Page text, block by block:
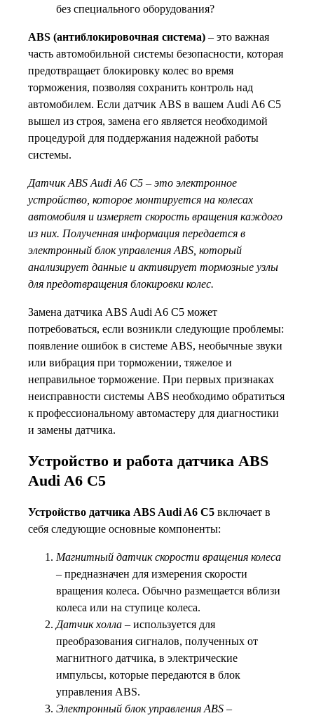
без специального оборудования?
ABS (антиблокировочная система) – это важная
часть автомобильной системы безопасности, которая
предотвращает блокировку колес во время
торможения, позволяя сохранить контроль над
автомобилем. Если датчик ABS в вашем Audi A6 C5
вышел из строя, замена его является необходимой
процедурой для поддержания надежной работы
системы.
Датчик ABS Audi A6 C5 – это электронное
устройство, которое монтируется на колесах
автомобиля и измеряет скорость вращения каждого
из них. Полученная информация передается в
электронный блок управления ABS, который
анализирует данные и активирует тормозные узлы
для предотвращения блокировки колес.
Замена датчика ABS Audi A6 C5 может
потребоваться, если возникли следующие проблемы:
появление ошибок в системе ABS, необычные звуки
или вибрация при торможении, тяжелое и
неправильное торможение. При первых признаках
неисправности системы ABS необходимо обратиться
к профессиональному автомастеру для диагностики
и замены датчика.
Устройство и работа датчика ABS
Audi A6 C5
Устройство датчика ABS Audi A6 C5 включает в
себя следующие основные компоненты:
Магнитный датчик скорости вращения колеса
– предназначен для измерения скорости
вращения колеса. Обычно размещается вблизи
колеса или на ступице колеса.
Датчик холла – используется для
преобразования сигналов, полученных от
магнитного датчика, в электрические
импульсы, которые передаются в блок
управления ABS.
Электронный блок управления ABS –